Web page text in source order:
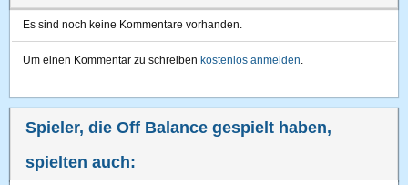
Es sind noch keine Kommentare vorhanden.
Um einen Kommentar zu schreiben kostenlos anmelden.
Spieler, die Off Balance gespielt haben,
spielten auch: